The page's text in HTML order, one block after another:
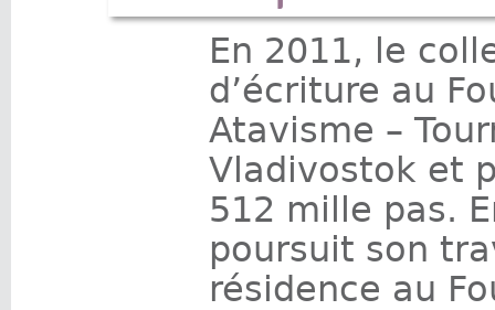
En 2011, le
d’écriture au
Atavisme –
Vladivostok et
512 mille pas.
poursuit son
résidence au